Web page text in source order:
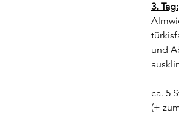
3. Tag:
und
ca. 5
(+